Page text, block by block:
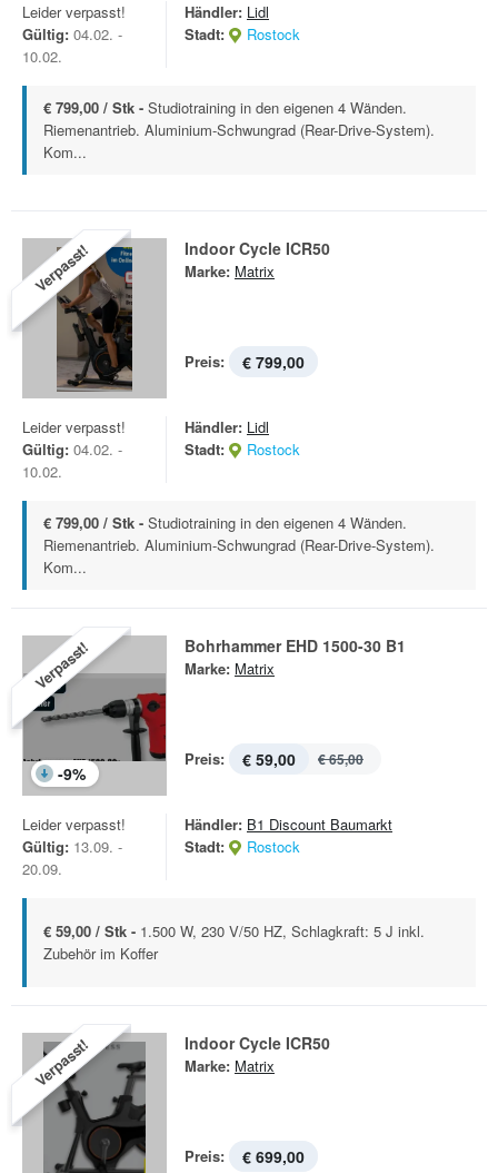
Leider verpasst!
Gültig: 04.02. -
10.02.
Händler: Lidl
Stadt:
Rostock
€ 799,00 / Stk - Studiotraining in den eigenen 4 Wänden.
Riemenantrieb. Aluminium-Schwungrad (Rear-Drive-System).
Kom...
Verpasst! Indoor Cycle ICR50
Marke: Matrix
Preis: € 799,00
Leider verpasst!
Gültig: 04.02. -
10.02.
Händler: Lidl
Stadt:
Rostock
€ 799,00 / Stk - Studiotraining in den eigenen 4 Wänden.
Riemenantrieb. Aluminium-Schwungrad (Rear-Drive-System).
Kom...
Verpasst!
-9%
Bohrhammer EHD 1500-30 B1
Marke: Matrix
Preis: € 59,00 € 65,00
Leider verpasst!
Gültig: 13.09. -
20.09.
Händler: B1 Discount Baumarkt
Stadt:
Rostock
€ 59,00 / Stk - 1.500 W, 230 V/50 HZ, Schlagkraft: 5 J inkl.
Zubehör im Koffer
Verpasst! Indoor Cycle ICR50
Marke: Matrix
Preis: € 699,00